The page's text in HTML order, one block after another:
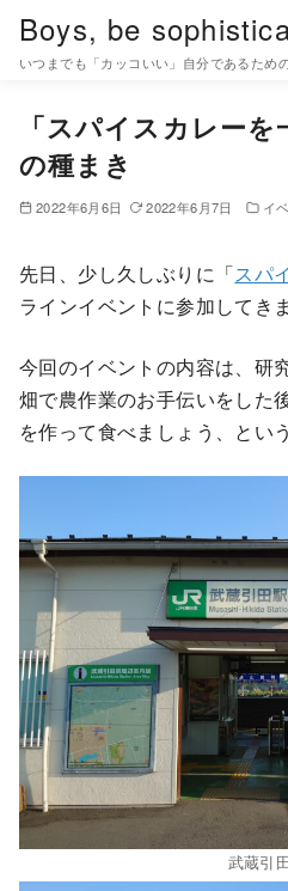
Boys, be
いつまでも「カッコいい」自分であるため
「スパイスカレー
の種まき
2022年6月6日 2022年6月7日 イ
先日、少し久しぶりに「スパ
ラインイベントに参加してき
今回のイベントの内容は、研
畑で農作業のお手伝いをした
を作って食べましょう、とい
武蔵引